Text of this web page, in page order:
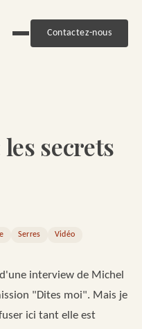
Contactez-nous
secrets
Serres Vidéo
interview de Michel
"Dites moi". Mais je
ici tant elle est